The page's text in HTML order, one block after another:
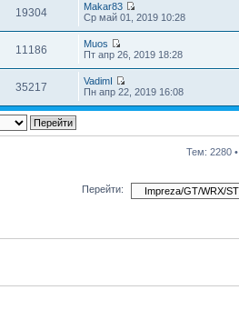
19304
Makar83
Ср май 01, 2019 10:28
11186
Muos
Пт апр 26, 2019 18:28
35217
VadimI
Пн апр 22, 2019 16:08
Тем: 2280 •
Перейти: